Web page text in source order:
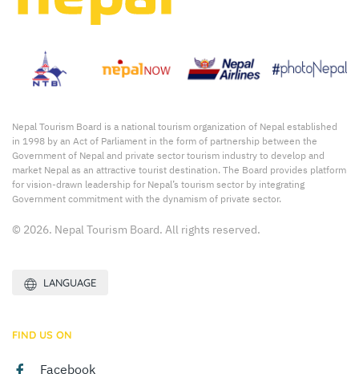
Nepal Tourism Board is a national tourism organization of Nepal established
in 1998 by an Act of Parliament in the form of partnership between the
Government of Nepal and private sector tourism industry to develop and
market Nepal as an attractive tourist destination. The Board provides platform
for vision-drawn leadership for Nepal’s tourism sector by integrating
Government commitment with the dynamism of private sector.
© 2026. Nepal Tourism Board. All rights reserved.
LANGUAGE
FIND US ON
Facebook